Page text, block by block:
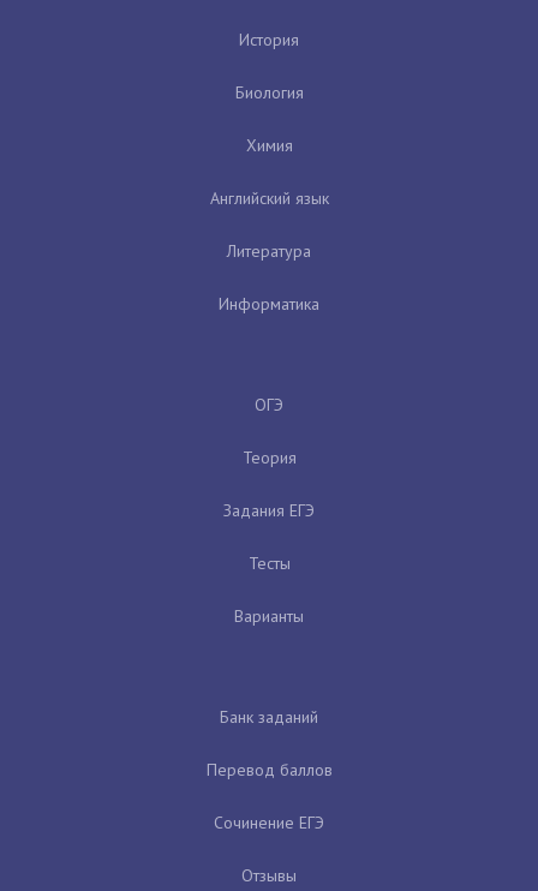
История
Биология
Химия
Английский язык
Литература
Информатика
ОГЭ
Теория
Задания ЕГЭ
Тесты
Варианты
Банк заданий
Перевод баллов
Сочинение ЕГЭ
Отзывы